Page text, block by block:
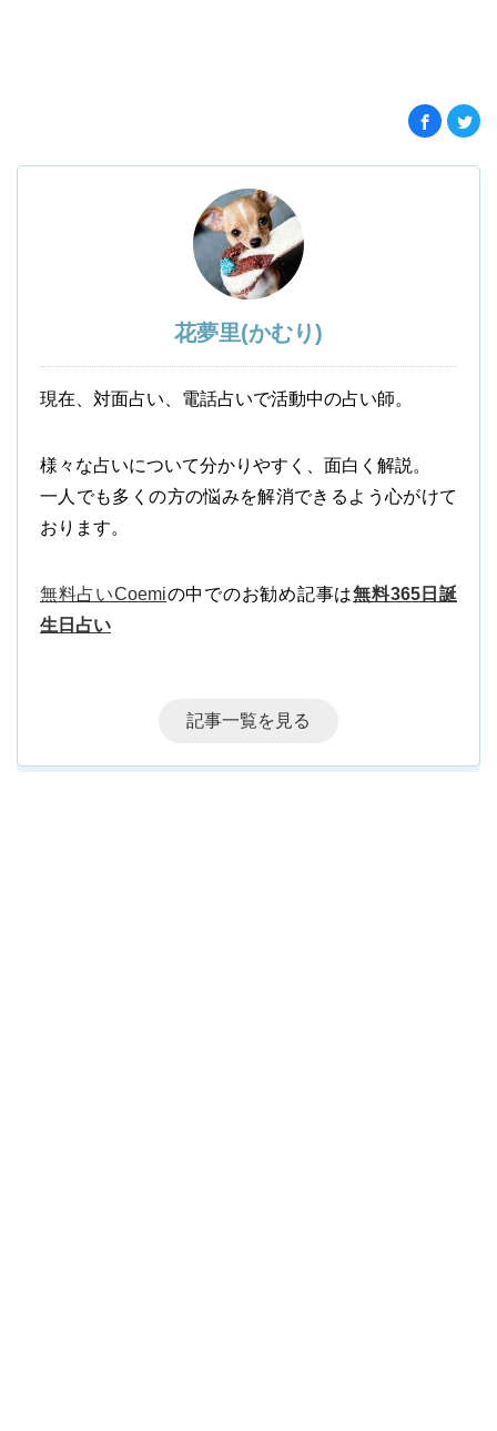
花夢里(かむり)
現在、対面占い、電話占いで活動中の占い師。
様々な占いについて分かりやすく、面白く解説。
一人でも多くの方の悩みを解消できるよう心がけて
おります。
無料占いCoemiの中でのお勧め記事は無料365日誕
生日占い
記事一覧を見る